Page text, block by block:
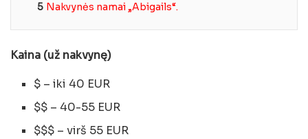
5 Nakvynės namai „Abigails“.
Kaina (už nakvynę)
$ – iki 40 EUR
$$ – 40-55 EUR
$$$ – virš 55 EUR